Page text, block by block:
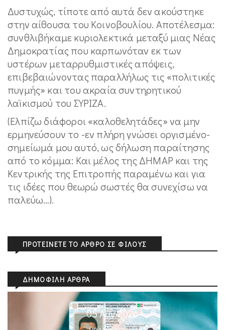
Δυστυχώς, τίποτε από αυτά δεν ακούστηκε
στην αίθουσα του Κοινοβουλίου. Αποτέλεσμα:
συνθλιβήκαμε κυριολεκτικά μεταξύ μιας Νέας
Δημοκρατίας που καρπωνόταν εκ των
υστέρων μεταρρυθμιστικές απόψεις,
επιβεβαιώνοντας παραλλήλως τις «πολιτικές
πυγμής» και του ακραία συντηρητικού
λαϊκισμού του ΣΥΡΙΖΑ.
(Ελπίζω διάφοροι «καλοθελητάδες» να μην
ερμηνεύσουν το -εν πλήρη γνώσει οργισμένο-
σημείωμά μου αυτό, ως δήλωση παραίτησης
από το κόμμα: Και μέλος της ΔΗΜΑΡ και της
Κεντρικής της Επιτροπής παραμένω και για
τις ιδέες που θεωρώ σωστές θα συνεχίσω να
παλεύω…).
ΠΡΟΤΕΊΝΕΤΕ ΤΟ ΆΡΘΡΟ ΣΕ ΦΊΛΟΥΣ
ΔΗΜΟΦΙΛΉ ΆΡΘΡΑ
05 Αυγ 2026